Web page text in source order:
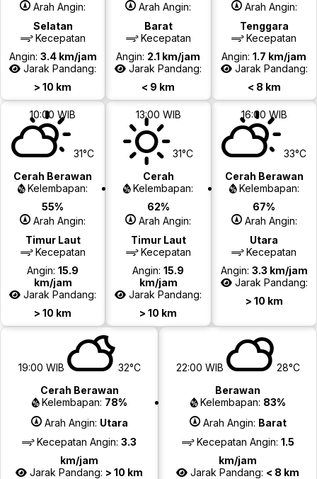
Arah Angin:
Selatan
Kecepatan
Angin: 3.4 km/jam
Jarak Pandang:
> 10 km
Arah Angin:
Barat
Kecepatan
Angin: 2.1 km/jam
Jarak Pandang:
< 9 km
Arah Angin:
Tenggara
Kecepatan
Angin:1.7 km/jam
Jarak Pandang:
< 8 km
10:00 WIB
31°C
Cerah Berawan
Kelembapan:
55%
Arah Angin:
Timur Laut
Kecepatan
Angin:15.9
km/jam
Jarak Pandang:
> 10 km
13:00 WIB
31°C
Cerah
Kelembapan:
62%
Arah Angin:
Timur Laut
Kecepatan
Angin:15.9
km/jam
Jarak Pandang:
> 10 km
16:00 WIB
33°C
Cerah Berawan
Kelembapan:
67%
Arah Angin:
Utara
Kecepatan
Angin: 3.3 km/jam
Jarak Pandang:
> 10 km
19:00 WIB
32°C
Cerah Berawan
Kelembapan: 78%
Arah Angin: Utara
Kecepatan Angin: 3.3
km/jam
Jarak Pandang: > 10 km
22:00 WIB
28°C
Berawan
Kelembapan: 83%
Arah Angin: Barat
Kecepatan Angin: 1.5
km/jam
Jarak Pandang: < 8 km